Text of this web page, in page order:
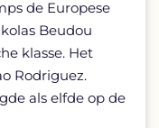
de Europese
Beudou
klasse. Het
Rodriguez.
als elfde op de